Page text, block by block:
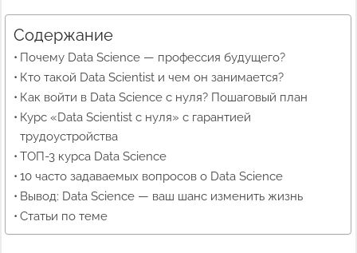
Содержание
Почему Data Science — профессия будущего?
Кто такой Data Scientist и чем он занимается?
Как войти в Data Science с нуля? Пошаговый план
Курс «Data Scientist с нуля» с гарантией
трудоустройства
ТОП-3 курса Data Science
10 часто задаваемых вопросов о Data Science
Вывод: Data Science — ваш шанс изменить жизнь
Статьи по теме